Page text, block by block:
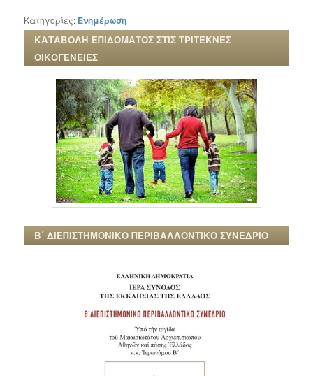
Κατηγορίες: Ενημέρωση
ΚΑΤΑΒΟΛΗ ΕΠΙΔΟΜΑΤΟΣ ΣΤΙΣ ΤΡΙΤΕΚΝΕΣ
ΟΙΚΟΓΕΝΕΙΕΣ
Β΄ ΔΙΕΠΙΣΤΗΜΟΝΙΚΟ ΠΕΡΙΒΑΛΛΟΝΤΙΚΟ ΣΥΝΕΔΡΙΟ